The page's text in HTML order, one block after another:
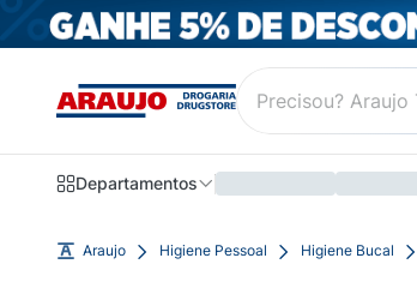
Departamentos
Araujo Higiene Pessoal Higiene Bucal